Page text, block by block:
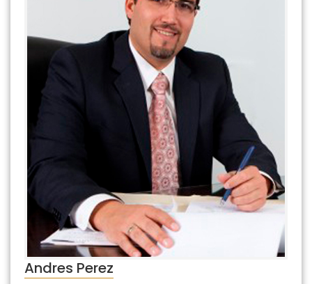
Andres Perez